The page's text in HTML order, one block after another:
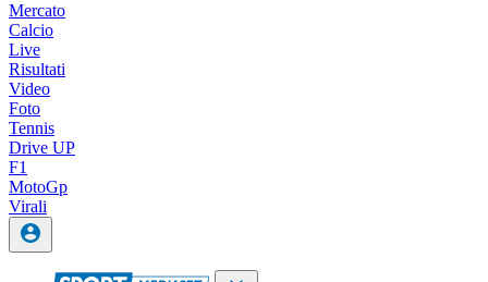
Mercato
Calcio
Live
Risultati
Video
Foto
Tennis
Drive UP
F1
MotoGp
Virali